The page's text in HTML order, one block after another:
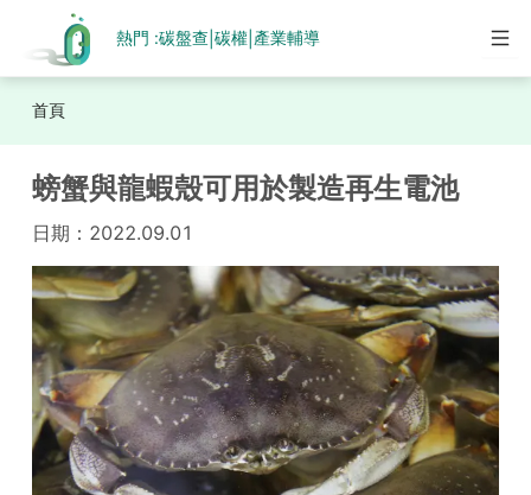
熱門 :碳盤查 碳權| 產業輔導
首頁
螃蟹與龍蝦殼可用於製造再生電池
日期： 2022.09.01